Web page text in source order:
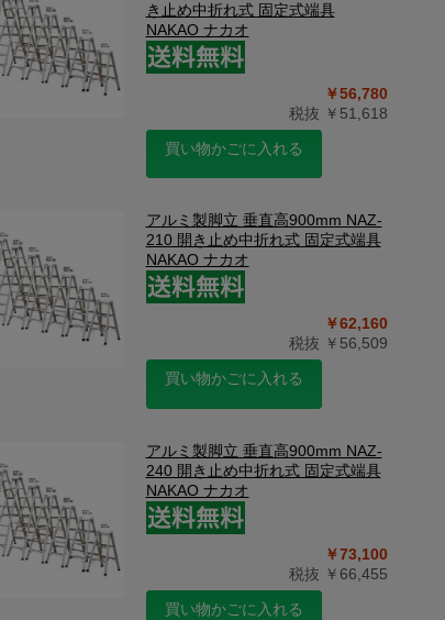
き止め中折れ式 固定式端具
NAKAO ナカオ
￥56,780
税抜 ￥51,618
買い物かごに入れる
アルミ製脚立 垂直高900mm NAZ-
210 開き止め中折れ式 固定式端具
NAKAO ナカオ
￥62,160
税抜 ￥56,509
買い物かごに入れる
アルミ製脚立 垂直高900mm NAZ-
240 開き止め中折れ式 固定式端具
NAKAO ナカオ
￥73,100
税抜 ￥66,455
買い物かごに入れる